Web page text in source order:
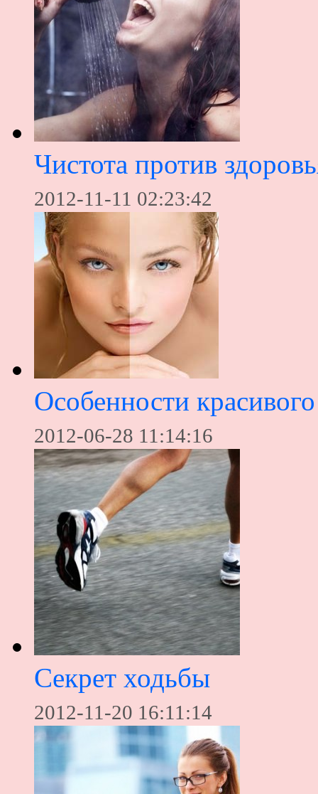
Чистота против
2012-11-11 02:23:42
Особенности
2012-06-28 11:14:16
Секрет ходьбы
2012-11-20 16:11:14